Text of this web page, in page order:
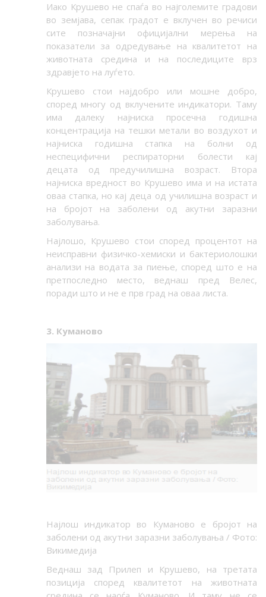
Иако Крушево не спаѓа во најголемите градови
во земјава, сепак градот е вклучен во речиси
сите позначајни официјални мерења на
показатели за одредување на квалитетот на
животната средина и на последиците врз
здравјето на луѓето.
Крушево стои најдобро или мошне добро,
според многу од вклучените индикатори. Таму
има далеку најниска просечна годишна
концентрација на тешки метали во воздухот и
најниска годишна стапка на болни од
неспецифични респираторни болести кај
децата од предучилишна возраст. Втора
најниска вредност во Крушево има и на истата
оваа стапка, но кај деца од училишна возраст и
на бројот на заболени од акутни заразни
заболувања.
Најлошо, Крушево стои според процентот на
неисправни физичко-хемиски и бактериолошки
анализи на водата за пиење, според што е на
претпоследно место, веднаш пред Велес,
поради што и не е прв град на оваа листа.
3. Куманово
Најлош индикатор во Куманово е бројот на
заболени од акутни заразни заболувања / Фото:
Викимедија
Веднаш зад Прилеп и Крушево, на третата
позиција според квалитетот на животната